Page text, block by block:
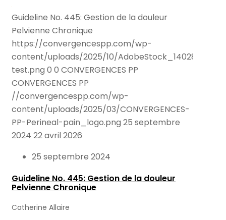
Guideline No. 445: Gestion de la douleur
Pelvienne Chronique
https://convergencespp.com/wp-
content/uploads/2025/10/AdobeStock_140286989-
test.png 0 0 CONVERGENCES PP
CONVERGENCES PP
//convergencespp.com/wp-
content/uploads/2025/03/CONVERGENCES-
PP-Perineal-pain_logo.png 25 septembre
2024 22 avril 2026
25 septembre 2024
Guideline No. 445: Gestion de la douleur
Pelvienne Chronique
Catherine Allaire